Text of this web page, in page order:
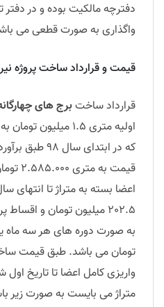
دفترچه مالکیت بوده و در دفتر
واگذاری به صورت قطعی می
قیمت و قرارداد ساخت پروژه
قرارداد ساختبرج های
اولیه متری 1.5
که در ابتدای
قیمت
202.5 میلیون تومان و
تومان می باشد. طبق قیمت
متراژ می بایست به صورت زیر